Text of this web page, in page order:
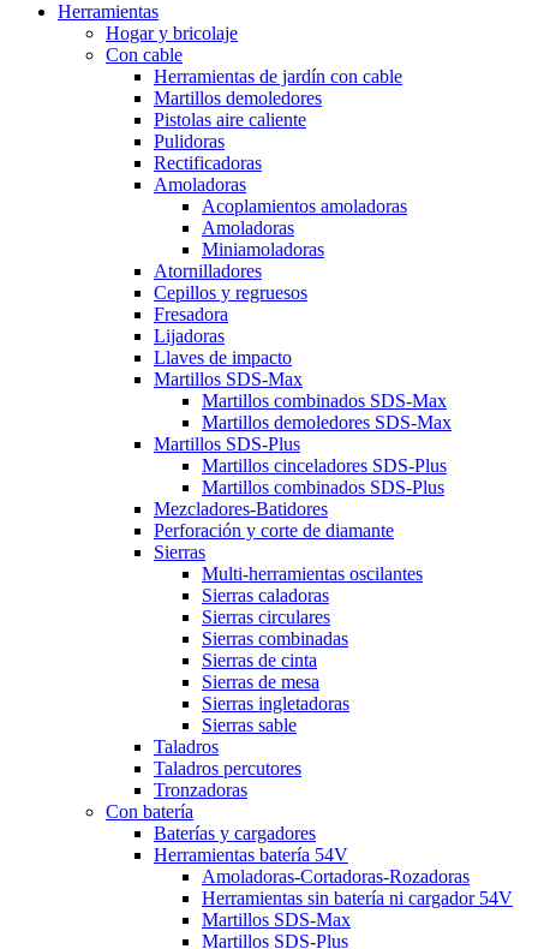
Herramientas
Hogar y bricolaje
Con cable
Herramientas de jardín con cable
Martillos demoledores
Pistolas aire caliente
Pulidoras
Rectificadoras
Amoladoras
Acoplamientos amoladoras
Amoladoras
Miniamoladoras
Atornilladores
Cepillos y regruesos
Fresadora
Lijadoras
Llaves de impacto
Martillos SDS-Max
Martillos combinados SDS-Max
Martillos demoledores SDS-Max
Martillos SDS-Plus
Martillos cinceladores SDS-Plus
Martillos combinados SDS-Plus
Mezcladores-Batidores
Perforación y corte de diamante
Sierras
Multi-herramientas oscilantes
Sierras caladoras
Sierras circulares
Sierras combinadas
Sierras de cinta
Sierras de mesa
Sierras ingletadoras
Sierras sable
Taladros
Taladros percutores
Tronzadoras
Con batería
Baterías y cargadores
Herramientas batería 54V
Amoladoras-Cortadoras-Rozadoras
Herramientas sin batería ni cargador 54V
Martillos SDS-Max
Martillos SDS-Plus